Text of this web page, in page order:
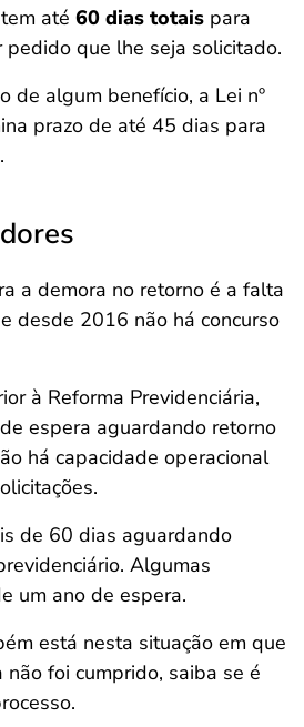
até 60 dias totais para
que lhe seja solicitado.
de algum benefício, a Lei nº
prazo de até 45 dias para
a demora no retorno é a falta
desde 2016 não há concurso
à Reforma Previdenciária,
espera aguardando retorno
há capacidade operacional
de 60 dias aguardando
Algumas
um ano de espera.
está nesta situação em que
foi cumprido, saiba se é